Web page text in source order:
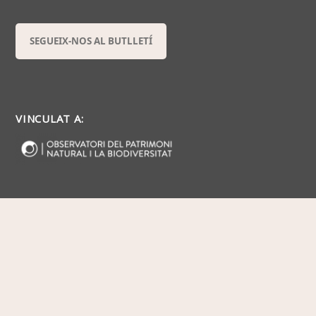
SEGUEIX-NOS AL BUTLLETÍ
VINCULAT A: